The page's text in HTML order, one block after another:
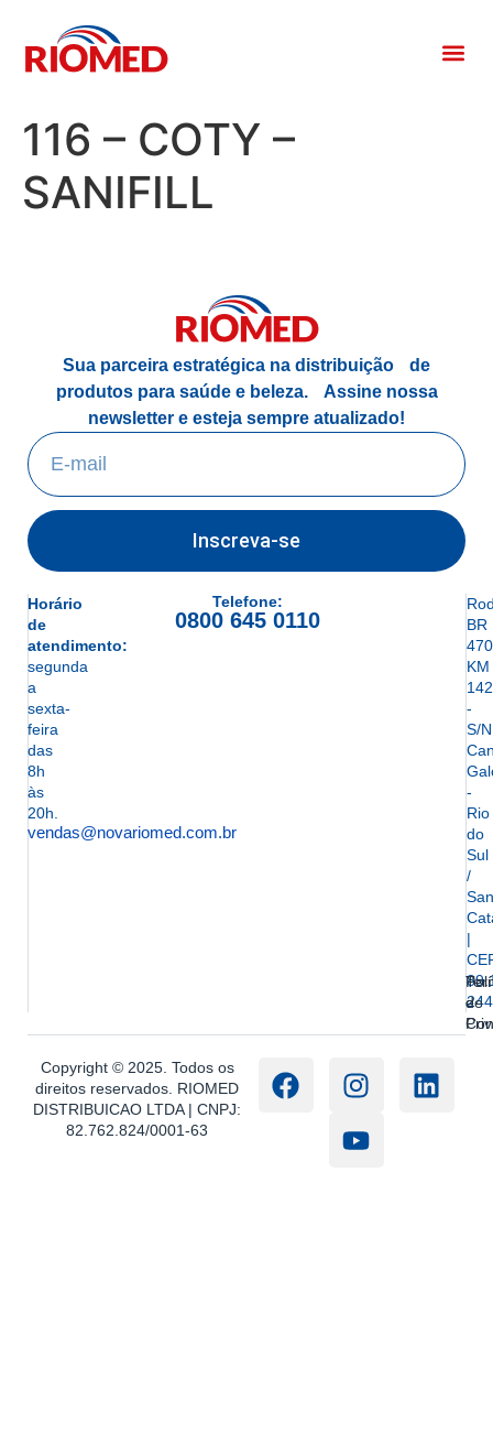
116 – COTY –
SANIFILL
Sua parceira estratégica na distribuição de
produtos para saúde e beleza. Assine nossa
newsletter e esteja sempre atualizado!
Inscreva-se
Horário
de
atendimento:
segunda
a
sexta-
feira
das
8h
às
20h.
vendas@novariomed.com.br
Telefone:
0800 645 0110
BR
KM
142
-
S/
-
Rio
do
Sul
/
|
244
e
de
Copyright © 2025. Todos os
direitos reservados. RIOMED
DISTRIBUICAO LTDA | CNPJ:
82.762.824/0001-63